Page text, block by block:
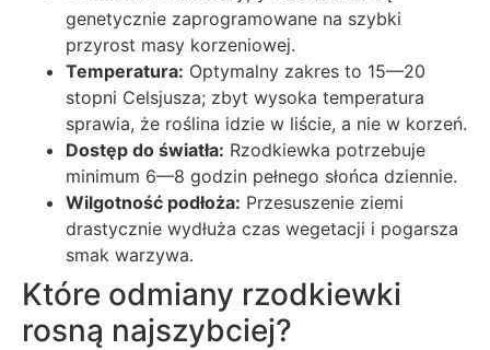
genetycznie zaprogramowane na szybki
przyrost masy korzeniowej.
Temperatura: Optymalny zakres to 15—20
stopni Celsjusza; zbyt wysoka temperatura
sprawia, że roślina idzie w liście, a nie w korzeń.
Dostęp do światła: Rzodkiewka potrzebuje
minimum 6—8 godzin pełnego słońca dziennie.
Wilgotność podłoża: Przesuszenie ziemi
drastycznie wydłuża czas wegetacji i pogarsza
smak warzywa.
Które odmiany rzodkiewki
rosną najszybciej?